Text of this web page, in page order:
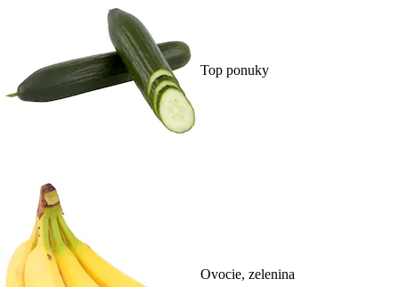
Top ponuky
Ovocie, zelenina